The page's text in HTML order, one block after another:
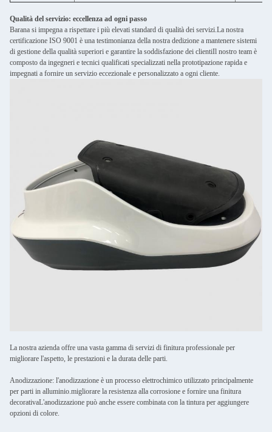
Qualità del servizio: eccellenza ad ogni passo
Barana si impegna a rispettare i più elevati standard di qualità dei servizi.La nostra
certificazione ISO 9001 è una testimonianza della nostra dedizione a mantenere sistemi
di gestione della qualità superiori e garantire la soddisfazione dei clientiIl nostro team è
composto da ingegneri e tecnici qualificati specializzati nella prototipazione rapida e
impegnati a fornire un servizio eccezionale e personalizzato a ogni cliente.
La nostra azienda offre una vasta gamma di servizi di finitura professionale per
migliorare l'aspetto, le prestazioni e la durata delle parti.
Anodizzazione: l'anodizzazione è un processo elettrochimico utilizzato principalmente
per parti in alluminio.migliorare la resistenza alla corrosione e fornire una finitura
decorativaL'anodizzazione può anche essere combinata con la tintura per aggiungere
opzioni di colore.